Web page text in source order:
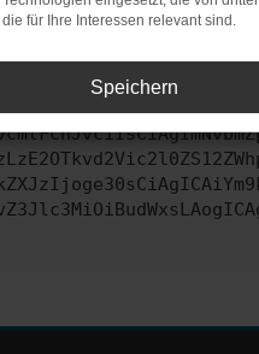
versucht hast,
die für Ihre Interessen relevant sind.
Speichern